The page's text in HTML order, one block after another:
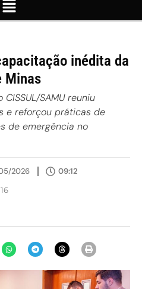
inédita da
Minas
SAMU reuniu
e reforçou práticas de
de emergência no
2026 09:12